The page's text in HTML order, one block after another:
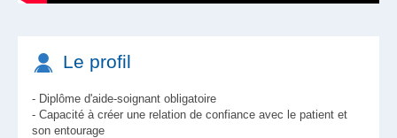
Le profil
- Diplôme d'aide-soignant obligatoire
- Capacité à créer une relation de confiance avec le patient et
son entourage